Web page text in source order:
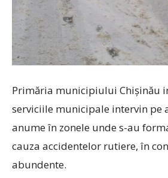
Primăria municipiului Chişinău
serviciile municipale intervin pe
anume în zonele unde s-au
cauza accidentelor rutiere, în
abundente.